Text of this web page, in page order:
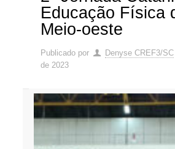
Educação Física
Meio-oeste
Publicado por Denyse CREF3/SC
de 2023